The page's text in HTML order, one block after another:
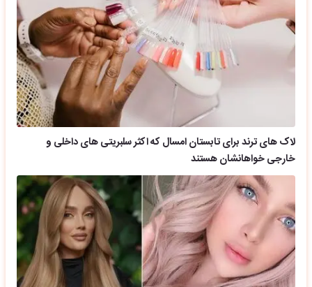
لاک های ترند برای تابستان امسال که اکثر سلبریتی های داخلی و
خارجی خواهانشان هستند